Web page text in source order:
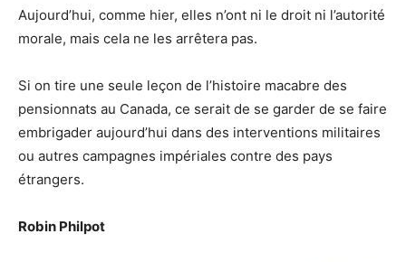
Aujourd’hui, comme hier, elles n’ont ni le droit ni l’autorité
morale, mais cela ne les arrêtera pas.
Si on tire une seule leçon de l’histoire macabre des
pensionnats au Canada, ce serait de se garder de se faire
embrigader aujourd’hui dans des interventions militaires
ou autres campagnes impériales contre des pays
étrangers.
Robin Philpot